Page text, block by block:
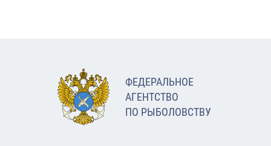
ФЕДЕРАЛЬНОЕ
АГЕНТСТВО
ПО РЫБОЛОВСТВУ